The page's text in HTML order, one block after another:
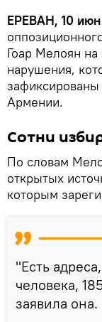
ЕРЕВАН, 10
Гоар Мелоян
нарушения,
Армении.
Сотни
По словам
открытых
которым
"Есть
человека,
заявила она.